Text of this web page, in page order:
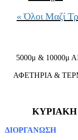
« Όλοι Μαζί
5000μ & 10000μ
ΑΦΕΤΗΡΙΑ &
ΚΥΡΙΑΚΗ
ΔΙΟΡΓΑΝΩΣΗ